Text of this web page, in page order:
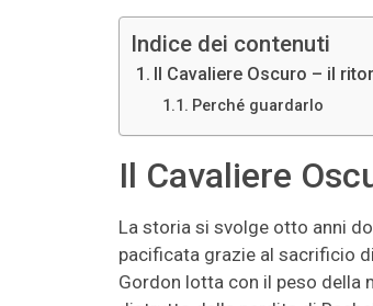
Indice dei contenuti
Il Cavaliere Oscuro – il
Perché guardarlo
Il Cavaliere
La storia si svolge otto anni
pacificata grazie al sacrificio
Gordon lotta con il peso della